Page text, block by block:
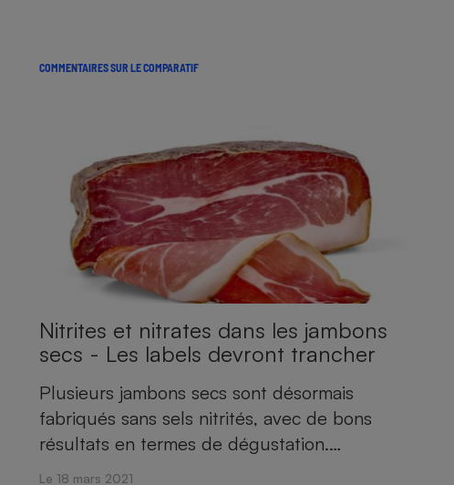
COMMENTAIRES SUR LE COMPARATIF
Nitrites et nitrates dans les jambons
secs - Les labels devront trancher
Plusieurs jambons secs sont désormais
fabriqués sans sels nitrités, avec de bons
résultats en termes de dégustation.…
Le 18 mars 2021